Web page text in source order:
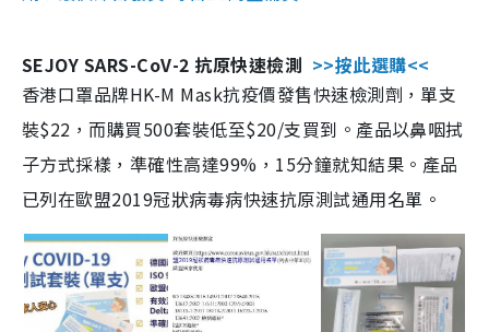
SEJOY SARS-CoV-2 抗原快速檢測 >>按此選購<<
香港口罩品牌HK-M Mask抗疫價發售快速檢測劑，單支
裝$22，而購買500套裝低至$20/支買到。產品以鼻咽拭
子方式採樣，準確性高達99%，15分鐘就知結果。產品
已列在歐盟2019冠狀病毒病快速抗原測試通用名單。